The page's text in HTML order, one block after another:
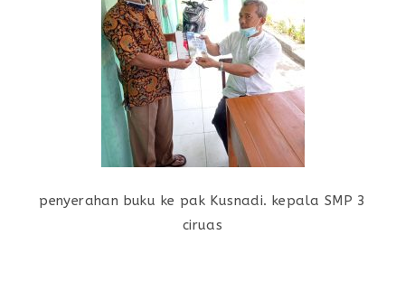
penyerahan buku ke pak Kusnadi. kepala SMP 3
ciruas